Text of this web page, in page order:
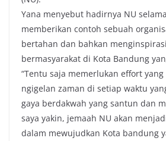
o
k
p
k
Yana menyebut hadirnya NU
memberikan contoh sebuah
bertahan dan bahkan
bermasyarakat di Kota Bandung
“Tentu saja memerlukan effort
ngigelan zaman di setiap waktu
gaya berdakwah yang santun dan
saya yakin, jemaah NU akan
dalam mewujudkan Kota bandung